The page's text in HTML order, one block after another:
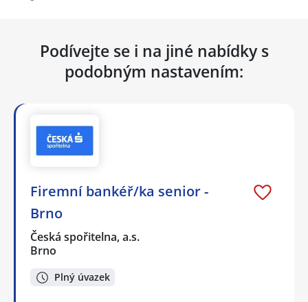
Podívejte se i na jiné nabídky s
podobným nastavením:
Firemní bankéř/ka senior -
Brno
Česká spořitelna, a.s.
Brno
Plný úvazek